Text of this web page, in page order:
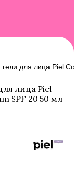
для лица Piel
лица Piel
SPF 20 50 мл